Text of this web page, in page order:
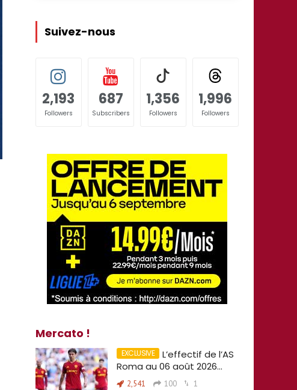
Suivez-nous
2,193
Followers
687
Subscribers
1,356
Followers
1,996
Followers
Mercato !
L’effectif de l’AS
Roma au 06 août 2026…
2,541 100 1